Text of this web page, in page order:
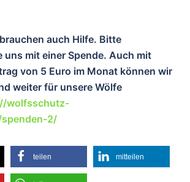
auch Hilfe. Bitte
uns mit einer Spende. Auch mit
von 5 Euro im Monat können wir
weiter für unsere Wölfe
wolfsschutz-
2/
teilen mitteilen